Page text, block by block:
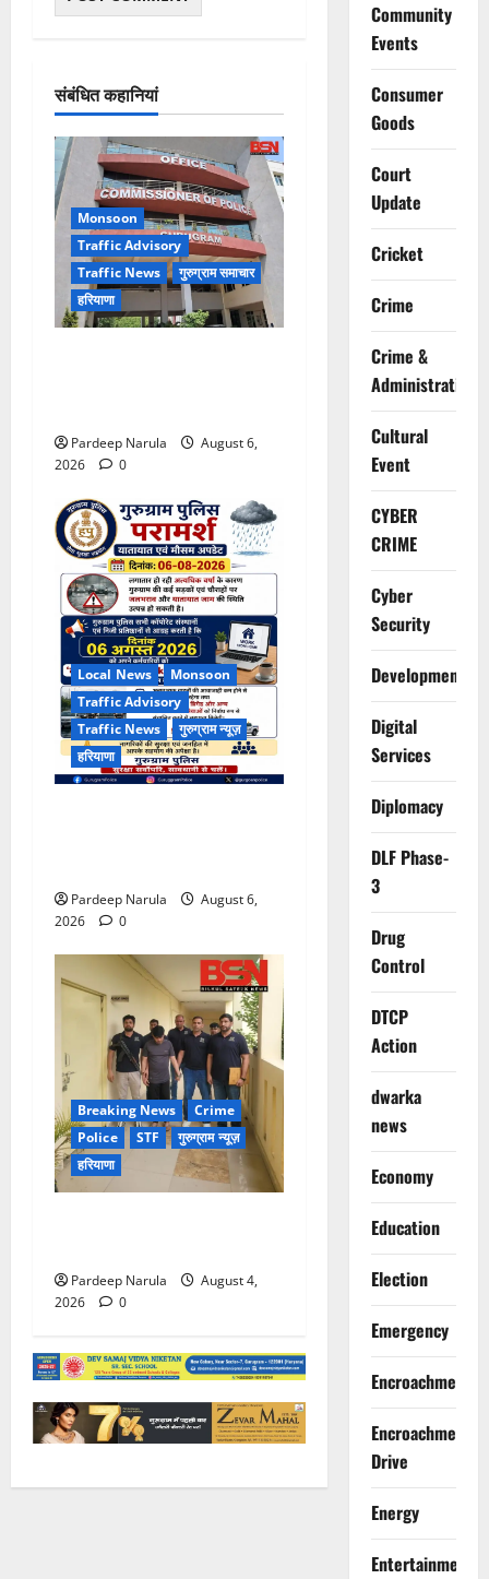
संबंधित कहानियां
Monsoon
Traffic Advisory
Traffic News
गुरुग्राम समाचार
हरियाणा
Pardeep Narula
August 6,
2026
0
Local News
Monsoon
Traffic Advisory
Traffic News
गुरुग्राम न्यूज़
हरियाणा
Pardeep Narula
August 6,
2026
0
Breaking News
Crime
Police
STF
गुरुग्राम न्यूज़
हरियाणा
Pardeep Narula
August 4,
2026
0
Community
Events
Consumer
Goods
Court
Update
Cricket
Crime
Crime &
Administration
Cultural
Event
CYBER
CRIME
Cyber
Security
Development
Digital
Services
Diplomacy
DLF Phase-
3
Drug
Control
DTCP
Action
dwarka
news
Economy
Education
Election
Emergency
Encroachment
Encroachment
Drive
Energy
Entertainment